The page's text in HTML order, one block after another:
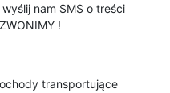
nam SMS o treści
!
transportujące